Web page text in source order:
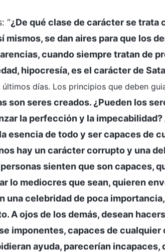
“¿De qué clase de carácter se trata
mismos, se dan aires para que los
cuando siempre tratan de
hipocresía, es el carácter de
días. Los principios que deben
son seres creados. ¿Pueden los
la perfección y la
esencia de todo y ser capaces de
hay un carácter corrupto y una
sienten que son capaces,
lo mediocres que sean, quieren
celebridad de poca
A ojos de los demás, desean
imponentes, capaces de cualquier
ayuda, parecerían